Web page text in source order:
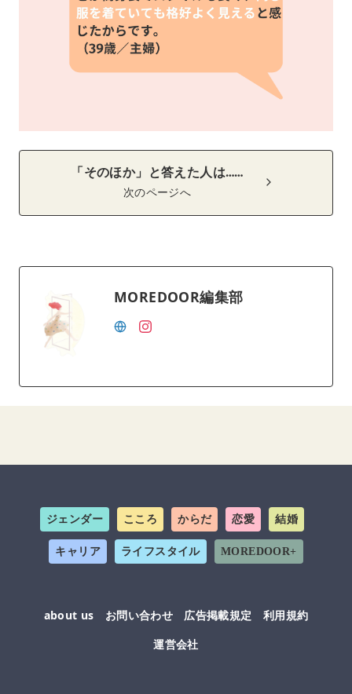
「そのほか」と答えた人は……
次のページへ
MOREDOOR編集部
ジェンダー こころ からだ 恋愛 結婚
キャリア ライフスタイル MOREDOOR+
about us お問い合わせ 広告掲載規定
利用規約
運営会社